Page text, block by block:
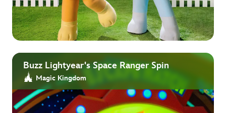
Buzz Lightyear's Space Ranger Spin
Magic Kingdom